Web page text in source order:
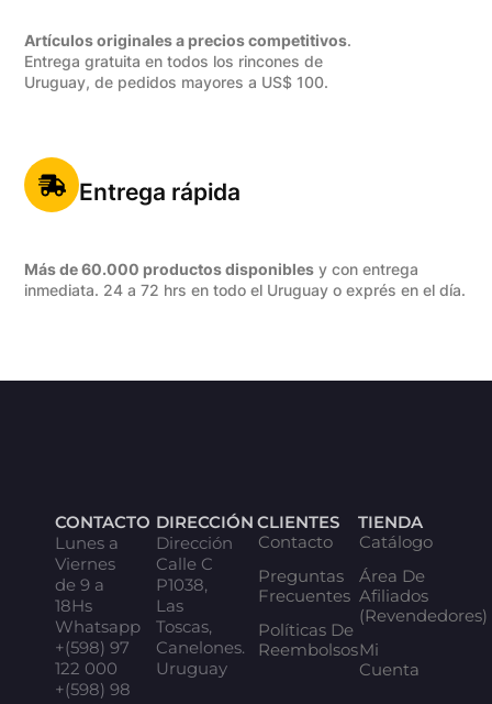
Artículos originales a precios competitivos.
Entrega gratuita en todos los rincones de
Uruguay, de pedidos mayores a US$ 100.
Entrega rápida
Más de 60.000 productos disponibles y con entrega
inmediata. 24 a 72 hrs en todo el Uruguay o exprés en el día.
CONTACTO
Lunes a
Viernes
de 9 a
18Hs
Whatsapp
+(598) 97
122 000
+(598) 98
DIRECCIÓN
Dirección
Calle C
P1038,
Las
Toscas,
Canelones.
Uruguay
CLIENTES
Contacto
Preguntas
Frecuentes
Políticas De
Reembolsos
TIENDA
Catálogo
Área De
Afiliados
(Revendedores)
Mi
Cuenta